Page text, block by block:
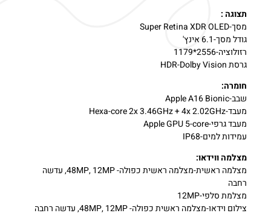
תצוגה :
מסך-Super Retina XDR OLED
גודל מסך-6.1 אינץ'
רזולוציה-2556*1179
גרסת HDR-Dolby Vision
חומרה:
שבב-Apple A16 Bionic
מעבד-Hexa-core 2x 3.46GHz + 4x 2.02GHz
מעבד גרפי-Apple GPU 5-core
עמידות למים-IP68
מצלמה ווידאו:
מצלמה ראשית-מצלמה ראשית כפולה- 48MP, 12MP, עדשה
רחבה
מצלמת סלפי-12MP
צילום וידאו-מצלמה ראשית כפולה- 48MP, 12MP, עדשה רחבה